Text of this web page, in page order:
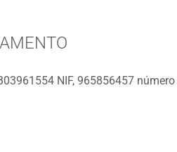
NIF, 965856457